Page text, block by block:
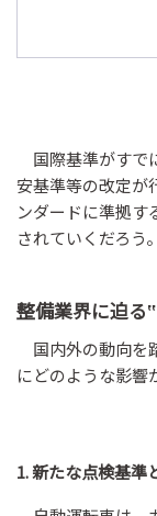
国際基準がすで
安基準等の改定が
ンダードに準拠す
されていくだろう。
整備業界に迫る
国内外の動向を
にどのような影響
1. 新たな点検基準